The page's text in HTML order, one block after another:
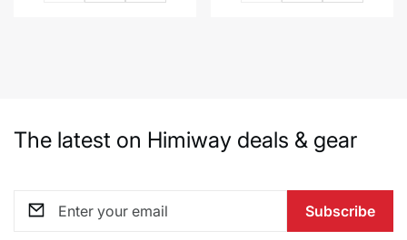
The latest on Himiway deals & gear
Subscribe